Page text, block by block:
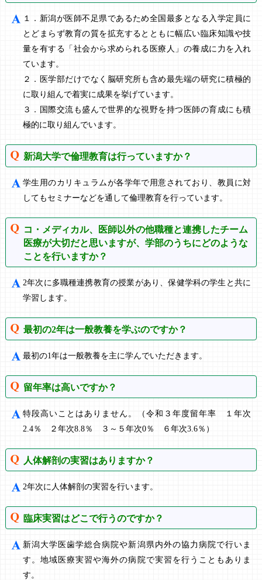
１．新潟が医師不足県であるため全国最多となる入学定員に
とどまらず教育の質を拡充するとともに幅広い臨床知識や技
量を有する「社会から求められる医療人」の養成に力を入れ
ています。
２．医学部だけでなく脳研究所も含め最先端の研究に積極的
に取り組んで着実に成果を挙げています。
３．国際交流も盛んで世界的な視野を持つ医師の育成にも積
極的に取り組んでいます。
新潟大学で倫理教育は行っていますか？
学生用のカリキュラムが各学年で用意されており、教員に対
してもセミナーなどを通して倫理教育を行っています。
コ・メディカル、医師以外の他職種と連携したチーム
医療が大切だと思いますが、学部のうちにどのような
ことを行いますか？
2年次に多職種連携教育の授業があり、保健学科の学生と共に
学習します。
最初の2年は一般教養を学ぶのですか？
最初の1年は一般教養を主に学んでいただきます。
留年率は高いですか？
特段高いことはありません。（令和３年度留年率 １年次
2.4％ ２年次8.8％ ３～５年次0％ ６年次3.6％）
人体解剖の実習はありますか？
2年次に人体解剖の実習を行います。
臨床実習はどこで行うのですか？
新潟大学医歯学総合病院や新潟県内外の協力病院で行いま
す。地域医療実習や海外の病院で実習を行うこともありま
す。